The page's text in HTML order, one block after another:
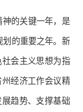
的关键一年，是
划的重要之年。新
会主义思想为指
经济工作会议精
趋势、支撑基础